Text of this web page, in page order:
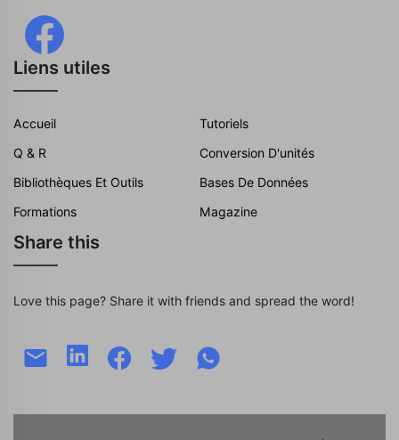
Liens utiles
Accueil
Tutoriels
Q & R
Conversion D'unités
Bibliothèques Et Outils
Bases De Données
Formations
Magazine
Share this
Love this page? Share it with friends and spread the word!